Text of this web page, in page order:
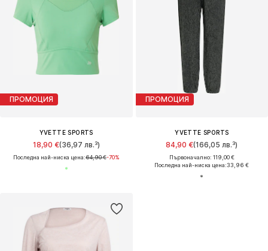
ПРОМОЦИЯ
YVETTE SPORTS
18,90 €(36,97 лв.³)
Последна най-ниска цена:64,90 €-70%
ПРОМОЦИЯ
YVETTE SPORTS
84,90 €(166,05 лв.³)
Първоначално: 119,00 €
Последна най-ниска цена:33,96 €